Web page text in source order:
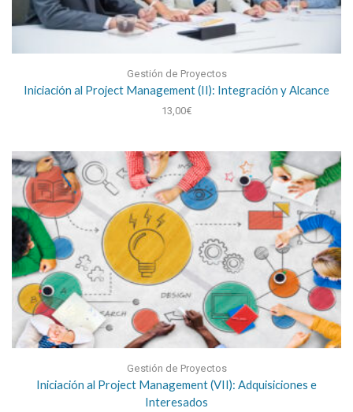
Gestión de Proyectos
Iniciación al Project Management (II): Integración y Alcance
13,00€
Gestión de Proyectos
Iniciación al Project Management (VII): Adquisiciones e
Interesados